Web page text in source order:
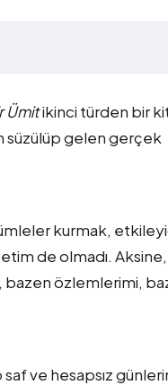
Ümitikinci türden bir
süzülüp gelen gerçek
kurmak,
de olmadı. Aksine,
bazen özlemlerimi,
ve hesapsız